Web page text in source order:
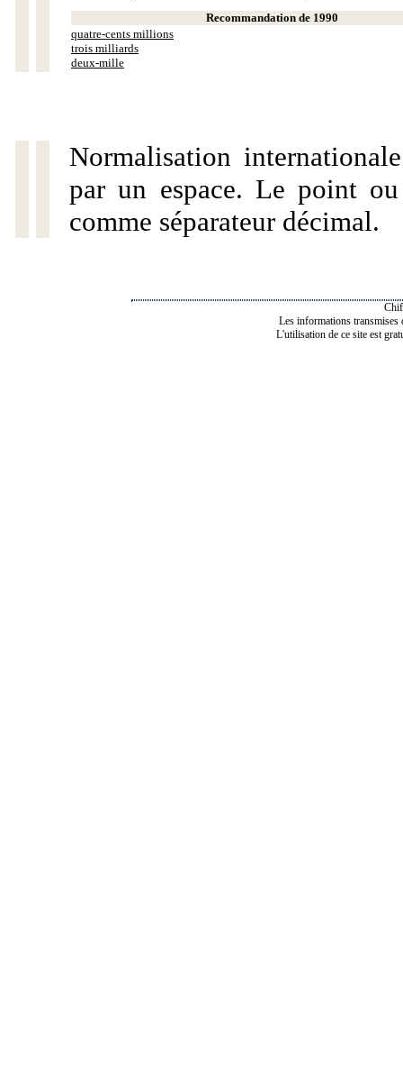
Recommandation de 1990
quatre-cents millions
trois milliards
deux-mille
Normalisation
par un espace. Le point
comme séparateur décimal.
Les informations transmises
L'utilisation de ce site est